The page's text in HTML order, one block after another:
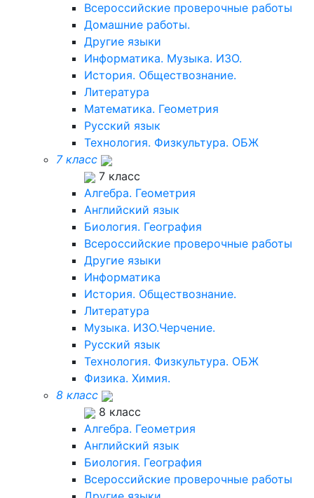
Всероссийские проверочные работы
Домашние работы.
Другие языки
Информатика. Музыка. ИЗО.
История. Обществознание.
Литература
Математика. Геометрия
Русский язык
Технология. Физкультура. ОБЖ
7 класс
7 класс
Алгебра. Геометрия
Английский язык
Биология. География
Всероссийские проверочные работы
Другие языки
Информатика
История. Обществознание.
Литература
Музыка. ИЗО.Черчение.
Русский язык
Технология. Физкультура. ОБЖ
Физика. Химия.
8 класс
8 класс
Алгебра. Геометрия
Английский язык
Биология. География
Всероссийские проверочные работы